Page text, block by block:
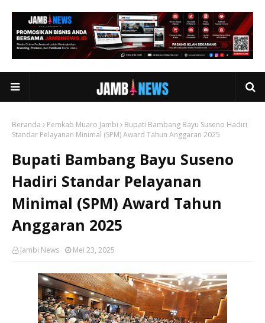
Beranda Pemkab Muaro Jambi
Bupati Bambang Bayu Suseno Hadiri
Standar Pelayanan Minimal (SPM) Award Tahun Anggaran 2025
Bupati Bambang Bayu Suseno
Hadiri Standar Pelayanan
Minimal (SPM) Award Tahun
Anggaran 2025
Jambi News Mei 23, 2025